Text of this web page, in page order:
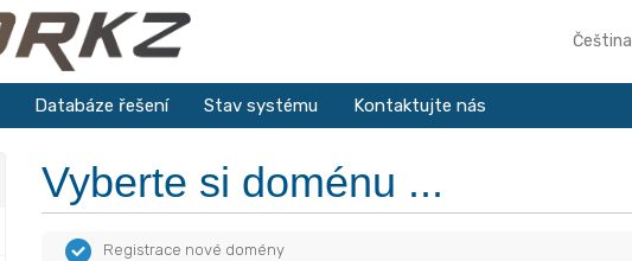
Čeština
Databáze řešení Stav systému Kontaktujte nás
Vyberte si doménu ...
Registrace nové domény